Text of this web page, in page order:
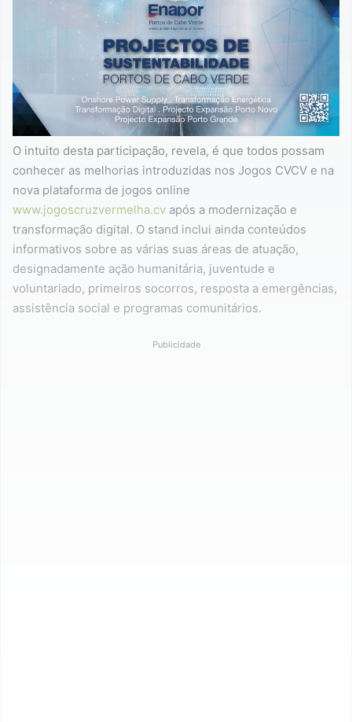
O intuito desta participação, revela, é que todos possam
conhecer as melhorias introduzidas nos Jogos CVCV e na
nova plataforma de jogos online
www.jogoscruzvermelha.cv após a modernização e
transformação digital. O stand inclui ainda conteúdos
informativos sobre as várias suas áreas de atuação,
designadamente ação humanitária, juventude e
voluntariado, primeiros socorros, resposta a emergências,
assistência social e programas comunitários.
Publicidade